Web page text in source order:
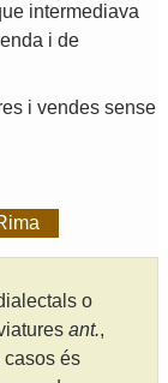
intermediava
i de
i vendes sense
o
ant.,
casos és